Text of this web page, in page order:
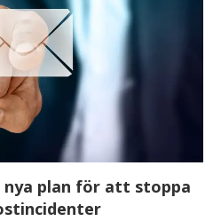
plan för att stoppa